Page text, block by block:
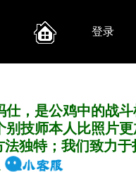
登录
，是公鸡中的战
技师本人比照片
独特；我们致力于